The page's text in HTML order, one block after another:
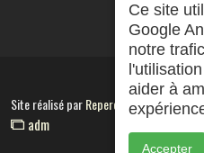
Site réalisé parRepereCom
adm
Ce site
Google
notre
aider à
Accepter